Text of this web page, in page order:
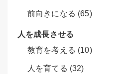
前向きになる (65)
人を成長させる
教育を考える (10)
人を育てる (32)